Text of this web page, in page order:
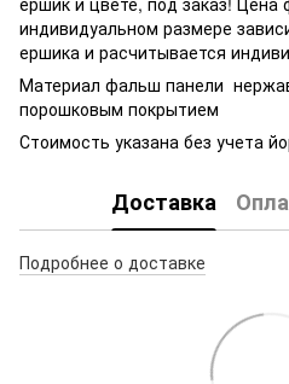
индивидуальном размере
ершика и расчитывается
Материал фальш панели
порошковым покрытием
Стоимость указана без учета
Доставка
Подробнее о доставке